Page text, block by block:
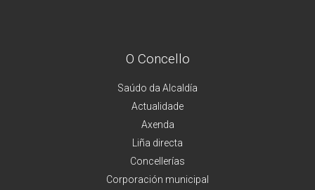
O Concello
Saúdo da Alcaldía
Actualidade
Axenda
Liña directa
Concellerías
Corporación municipal